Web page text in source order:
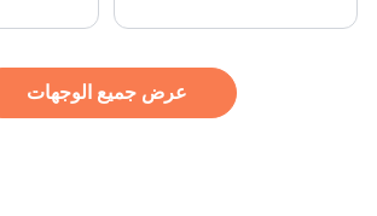
عرض جميع الوجهات